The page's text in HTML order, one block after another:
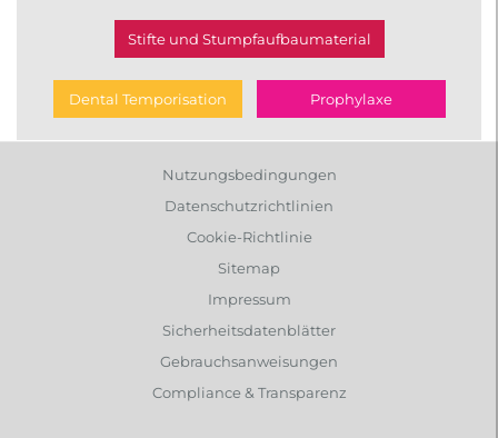
Stifte und Stumpfaufbaumaterial
Dental Temporisation Prophylaxe
Nutzungsbedingungen
Datenschutzrichtlinien
Cookie-Richtlinie
Sitemap
Impressum
Sicherheitsdatenblätter
Gebrauchsanweisungen
Compliance & Transparenz